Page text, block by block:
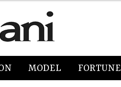
MODEL FORTUNE